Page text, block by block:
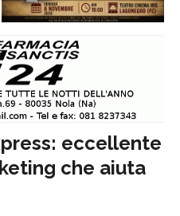
eccellente
che aiuta